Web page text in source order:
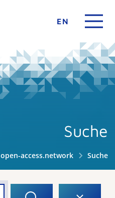
EN
Suche
open-access.network Suche